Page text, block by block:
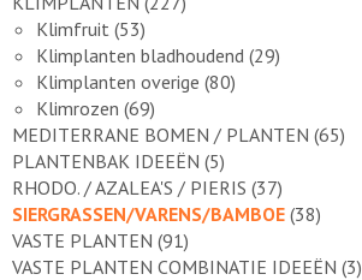
Klimfruit (53)
Klimplanten bladhoudend (29)
Klimplanten overige (80)
Klimrozen (69)
MEDITERRANE BOMEN / PLANTEN (65)
PLANTENBAK IDEEËN (5)
RHODO. / AZALEA'S / PIERIS (37)
SIERGRASSEN/VARENS/BAMBOE (38)
VASTE PLANTEN (91)
VASTE PLANTEN COMBINATIE IDEEËN (3)